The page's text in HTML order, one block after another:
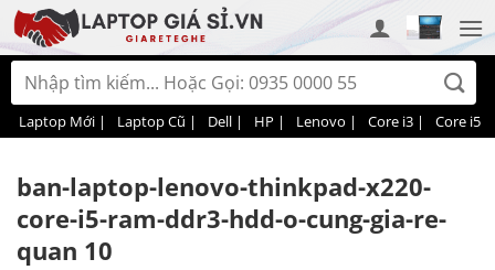
Bỏ
qua
nội
dung
Tìm
kiếm:
Laptop Mới | Laptop Cũ | Dell | HP | Lenovo | Core i3 | Core i5 |
ban-laptop-lenovo-thinkpad-x220-
core-i5-ram-ddr3-hdd-o-cung-gia-re-
quan 10